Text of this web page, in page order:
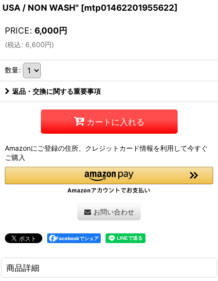
USA / NON WASH" [mtp01462201955622]
PRICE: 6,000円
(税込: 6,600円)
数量:
返品・交換に関する重要事項
カートに入れる
Amazonにご登録の住所、クレジットカード情報を利用して今すぐ
ご購入
お問い合わせ
Facebookでシェア
商品詳細